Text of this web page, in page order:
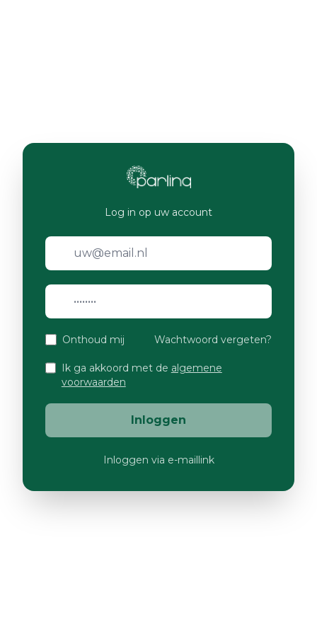
Log in op uw account
Onthoud mij Wachtwoord vergeten?
Ik ga akkoord met de algemene
voorwaarden
Inloggen
Inloggen via e-maillink